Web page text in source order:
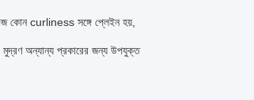
কোন curliness সঙ্গে প্লেইন হয়,
অন্যান্য প্রকারের জন্য উপযুক্ত